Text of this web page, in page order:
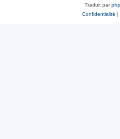
Traduit par
Confidentialité |